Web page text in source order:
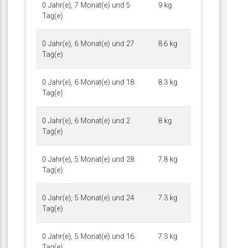
0 Jahr(e), 7 Monat(e) und 5
Tag(e)
9 kg
0 Jahr(e), 6 Monat(e) und 27
Tag(e)
8.6 kg
0 Jahr(e), 6 Monat(e) und 18
Tag(e)
8.3 kg
0 Jahr(e), 6 Monat(e) und 2
Tag(e)
8 kg
0 Jahr(e), 5 Monat(e) und 28
Tag(e)
7.8 kg
0 Jahr(e), 5 Monat(e) und 24
Tag(e)
7.3 kg
0 Jahr(e), 5 Monat(e) und 16
7.3 kg